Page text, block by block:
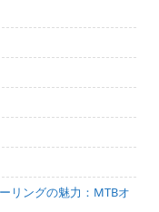
リングの魅力：MTBオ